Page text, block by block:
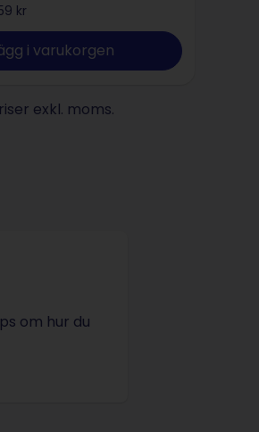
kr
i varukorgen
exkl. moms.
om hur du